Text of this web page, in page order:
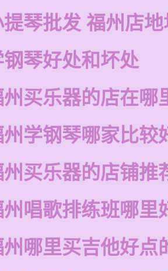
提琴批发 福州店
钢琴好处和坏处
买乐器的店在哪
学钢琴哪家比较
买乐器的店铺推
唱歌排练班哪里
哪里买吉他好点